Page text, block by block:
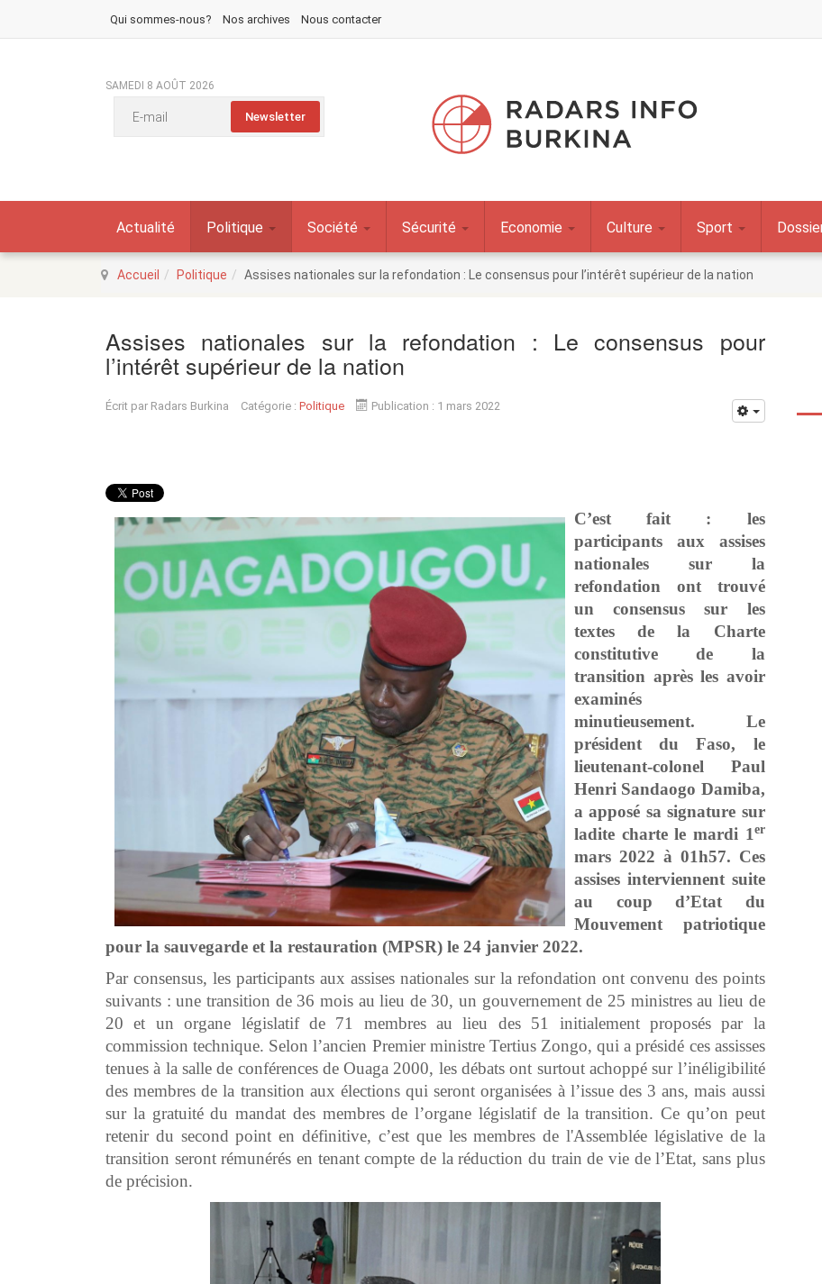
Qui sommes-nous? Nos archives Nous contacter
SAMEDI 8 AOÛT 2026
Actualité Politique Société Sécurité Economie Culture Sport
Accueil Politique Assises nationales sur la refondation : Le consensus pour l’intérêt supérieur de la nation
Assises nationales sur la refondation : Le consensus pour
l’intérêt supérieur de la nation
Écrit par Radars Burkina Catégorie : Politique Publication : 1 mars 2022
C’est fait : les
participants aux assises
nationales sur la
refondation ont trouvé
un consensus sur les
textes de la Charte
constitutive de la
transition après les avoir
examinés
minutieusement. Le
président du Faso, le
lieutenant-colonel Paul
Henri Sandaogo Damiba,
a apposé sa signature sur
ladite charte le mardi 1 er
mars 2022 à 01h57. Ces
assises interviennent suite
au coup d’Etat du
Mouvement patriotique
pour la sauvegarde et la restauration (MPSR) le 24 janvier 2022.
Par consensus, les participants aux assises nationales sur la refondation ont convenu des points
suivants : une transition de 36 mois au lieu de 30, un gouvernement de 25 ministres au lieu de
20 et un organe législatif de 71 membres au lieu des 51 initialement proposés par la
commission technique. Selon l’ancien Premier ministre Tertius Zongo, qui a présidé ces assisses
tenues à la salle de conférences de Ouaga 2000, les débats ont surtout achoppé sur l’inéligibilité
des membres de la transition aux élections qui seront organisées à l’issue des 3 ans, mais aussi
sur la gratuité du mandat des membres de l’organe législatif de la transition. Ce qu’on peut
retenir du second point en définitive, c’est que les membres de l'Assemblée législative de la
transition seront rémunérés en tenant compte de la réduction du train de vie de l’Etat, sans plus
de précision.